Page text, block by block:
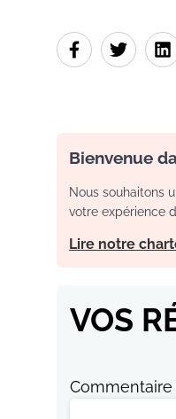
Bienvenue
Nous souhaitons
votre expérience
Lire notre
VOS
Commentaire